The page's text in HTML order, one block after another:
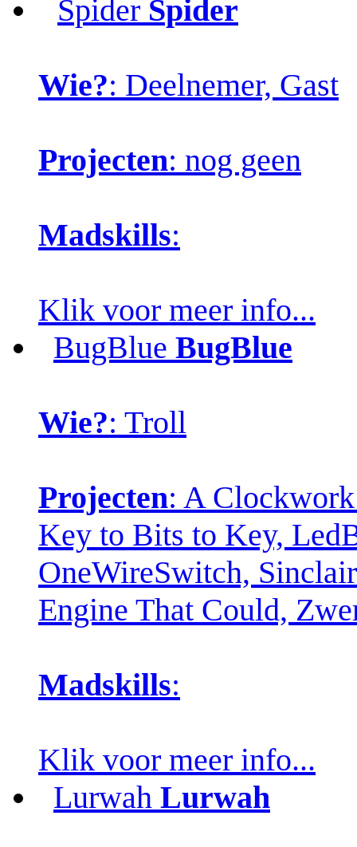
Spider Spider
Wie?: Deelnemer, Gast
Projecten: nog geen
Madskills:
Klik voor meer info...
BugBlue BugBlue
Wie?: Troll
Projecten: A
Key to Bits to Key,
OneWireSwitch,
Engine That Could,
Madskills:
Klik voor meer info...
Lurwah Lurwah